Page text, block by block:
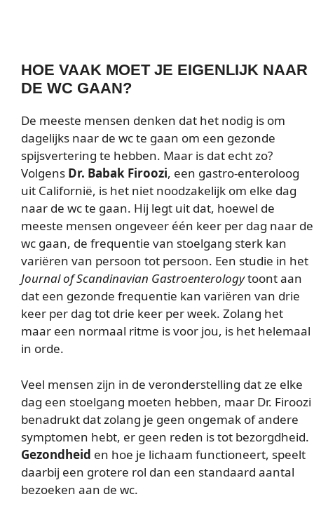
HOE VAAK MOET JE EIGENLIJK NAAR
DE WC GAAN?
De meeste mensen denken dat het nodig is om
dagelijks naar de wc te gaan om een gezonde
spijsvertering te hebben. Maar is dat echt zo?
Volgens Dr. Babak Firoozi, een gastro-enteroloog
uit Californië, is het niet noodzakelijk om elke dag
naar de wc te gaan. Hij legt uit dat, hoewel de
meeste mensen ongeveer één keer per dag naar de
wc gaan, de frequentie van stoelgang sterk kan
variëren van persoon tot persoon. Een studie in het
Journal of Scandinavian Gastroenterologytoont aan
dat een gezonde frequentie kan variëren van drie
keer per dag tot drie keer per week. Zolang het
maar een normaal ritme is voor jou, is het helemaal
in orde.
Veel mensen zijn in de veronderstelling dat ze elke
dag een stoelgang moeten hebben, maar Dr. Firoozi
benadrukt dat zolang je geen ongemak of andere
symptomen hebt, er geen reden is tot bezorgdheid.
Gezondheid en hoe je lichaam functioneert, speelt
daarbij een grotere rol dan een standaard aantal
bezoeken aan de wc.